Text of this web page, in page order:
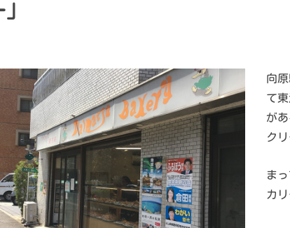
向
て
が
ク
ま
カ